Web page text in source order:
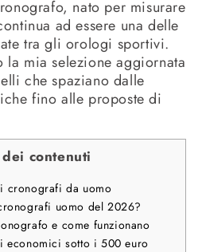
nato per misurare
ad essere una delle
tra gli orologi sportivi.
mia selezione aggiornata
che spaziano dalle
fino alle proposte di
contenuti
cronografi da uomo
uomo del 2026?
e come funzionano
sotto i 500 euro